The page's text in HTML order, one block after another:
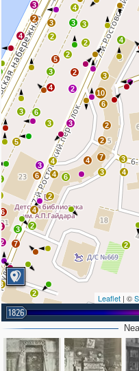
2
2
4
6
2
2
10
3
2
2
2
4
3
5
2
2
3 3
4
3
4
3
2
4
5
3
3
6
3
5
3
6
4 6
4
3
4 7
3
3
2
2
3
4
6
3
2
7
3
Leaflet | ©
1826